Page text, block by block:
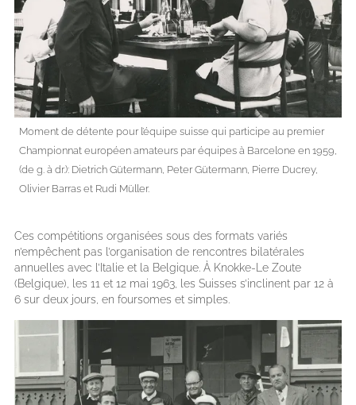
Moment de détente pour l’équipe suisse qui participe au premier
Championnat européen amateurs par équipes à Barcelone en 1959,
(de g. à dr.): Dietrich Gütermann, Peter Gütermann, Pierre Ducrey,
Olivier Barras et Rudi Müller.
Ces compétitions organisées sous des formats variés
n’empêchent pas l’organisation de rencontres bilatérales
annuelles avec l’Italie et la Belgique. À Knokke-Le Zoute
(Belgique), les 11 et 12 mai 1963, les Suisses s’inclinent par 12 à
6 sur deux jours, en foursomes et simples.